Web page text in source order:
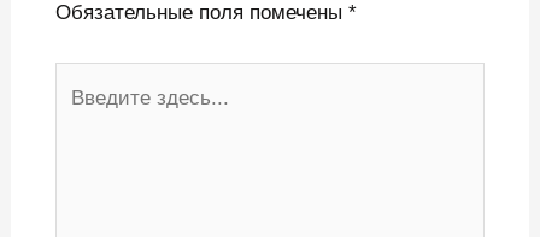
Обязательные поля помечены *